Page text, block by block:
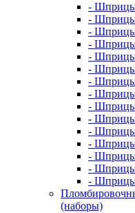
-
- Шприцы
- Шприцы
- Шприцы
- Шприцы
-
-
- Шприцы
- Шприцы
- Шприцы
-
- Шприцы
- Шприцы
- Шприцы
- Шприцы
(наборы)